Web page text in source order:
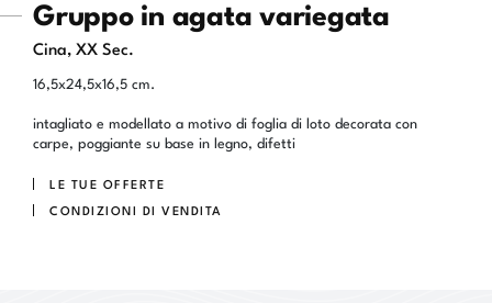
Gruppo in agata variegata
Cina, XX Sec.
16,5x24,5x16,5 cm.
intagliato e modellato a motivo di foglia di loto decorata con
carpe, poggiante su base in legno, difetti
LE TUE OFFERTE
CONDIZIONI DI VENDITA